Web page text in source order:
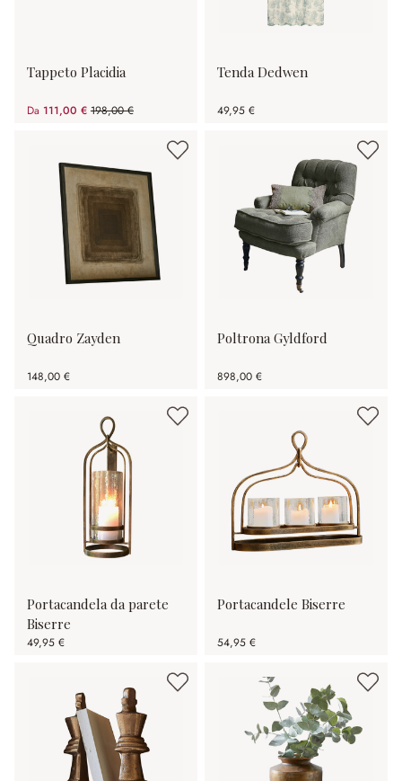
Tappeto Placidia
Da 111,00 € 198,00 €
(risparmio 43.94%)
Tenda Dedwen
49,95 €
Quadro Zayden
148,00 €
Poltrona Gyldford
898,00 €
Portacandela da parete
Biserre
49,95 €
Portacandele Biserre
54,95 €